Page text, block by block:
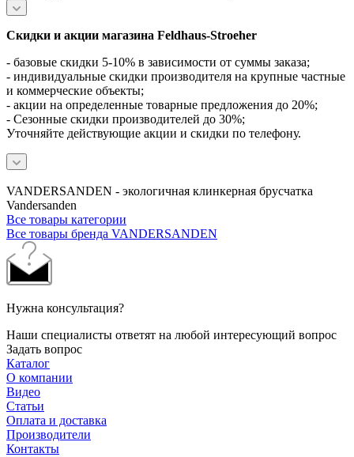
Скидки и акции магазина Feldhaus-Stroeher
- базовые скидки 5-10% в зависимости от суммы заказа;
- индивидуальные скидки производителя на крупные частные
и коммерческие объекты;
- акции на определенные товарные предложения до 20%;
- Сезонные скидки производителей до 30%;
Уточняйте действующие акции и скидки по телефону.
VANDERSANDEN - экологичная клинкерная брусчатка
Vandersanden
Все товары категории
Все товары бренда VANDERSANDEN
Нужна консультация?
Наши специалисты ответят на любой интересующий вопрос
Задать вопрос
Каталог
О компании
Видео
Статьи
Оплата и доставка
Производители
Контакты